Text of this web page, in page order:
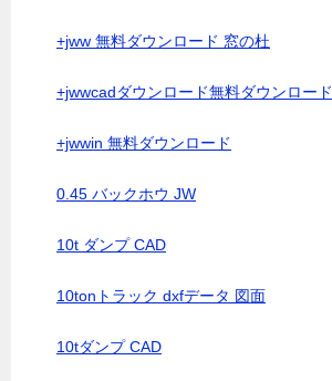
+jww 無料ダウンロード 窓の杜
+jwwcadダウンロード無料ダウンロード
+jwwin 無料ダウンロード
0.45 バックホウ JW
10t ダンプ CAD
10tonトラック dxfデータ 図面
10tダンプ CAD